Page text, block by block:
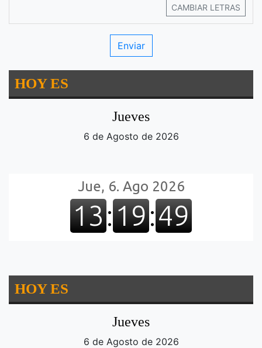
CAMBIAR LETRAS
HOY ES
Jueves
6 de Agosto de 2026
HOY ES
Jueves
6 de Agosto de 2026